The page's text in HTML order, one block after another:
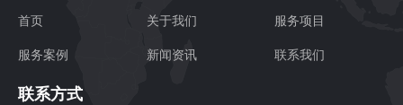
首页 关于我们 服务项目
服务案例 新闻资讯 联系我们
联系方式